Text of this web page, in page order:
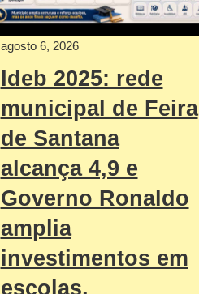
agosto 6, 2026
Ideb 2025: rede
municipal de Feira
de Santana
alcança 4,9 e
Governo Ronaldo
amplia
investimentos em
escolas,